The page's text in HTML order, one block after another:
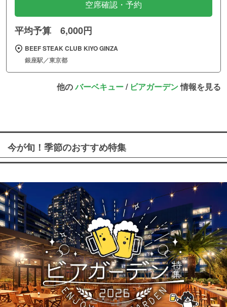
空席確認・予約
平均予算 6,000円
BEEF STEAK CLUB KIYO GINZA
銀座駅／東京都
他のバーベキュー/ ビアガーデン情報を見る
今が旬！季節のおすすめ特集